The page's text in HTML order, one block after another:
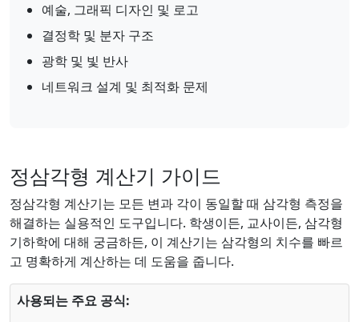
예술, 그래픽 디자인 및 로고
결정학 및 분자 구조
광학 및 빛 반사
네트워크 설계 및 최적화 문제
정삼각형 계산기 가이드
정삼각형 계산기는 모든 변과 각이 동일할 때 삼각형 측정을
해결하는 실용적인 도구입니다. 학생이든, 교사이든, 삼각형
기하학에 대해 궁금하든, 이 계산기는 삼각형의 치수를 빠르
고 명확하게 계산하는 데 도움을 줍니다.
사용되는 주요 공식: